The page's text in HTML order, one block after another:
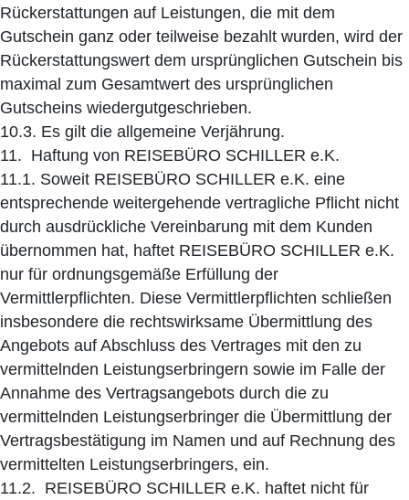
Rückerstattungen auf Leistungen, die mit dem
Gutschein ganz oder teilweise bezahlt wurden, wird der
Rückerstattungswert dem ursprünglichen Gutschein bis
maximal zum Gesamtwert des ursprünglichen
Gutscheins wiedergutgeschrieben.
10.3. Es gilt die allgemeine Verjährung.
11. Haftung von REISEBÜRO SCHILLER e.K.
11.1. Soweit REISEBÜRO SCHILLER e.K. eine
entsprechende weitergehende vertragliche Pflicht nicht
durch ausdrückliche Vereinbarung mit dem Kunden
übernommen hat, haftet REISEBÜRO SCHILLER e.K.
nur für ordnungsgemäße Erfüllung der
Vermittlerpflichten. Diese Vermittlerpflichten schließen
insbesondere die rechtswirksame Übermittlung des
Angebots auf Abschluss des Vertrages mit den zu
vermittelnden Leistungserbringern sowie im Falle der
Annahme des Vertragsangebots durch die zu
vermittelnden Leistungserbringer die Übermittlung der
Vertragsbestätigung im Namen und auf Rechnung des
vermittelten Leistungserbringers, ein.
11.2. REISEBÜRO SCHILLER e.K. haftet nicht für